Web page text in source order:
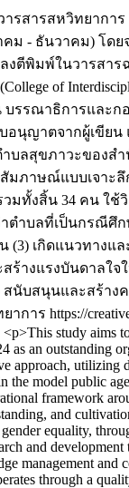
ารสารสหวิทยากา
ม - ธันวาคม) โด
ตีพิมพ์ในวารสา
of
บรรณาธิการและ
นุญาตจากผู้เขีย
บลสุขภาวะของ
มภาษณ์แบบเจาะ
งสิ้น 34 คน ใช้วิ
ำบลที่เป็นกรณีศึ
(3) เกิดแนวทาง
ร้างแรงบันดาล
สนับสนุนและสร้
าร https://
<p>This study aims
an outstanding
approach,
model public
framework
and
equality,
and
management
through a